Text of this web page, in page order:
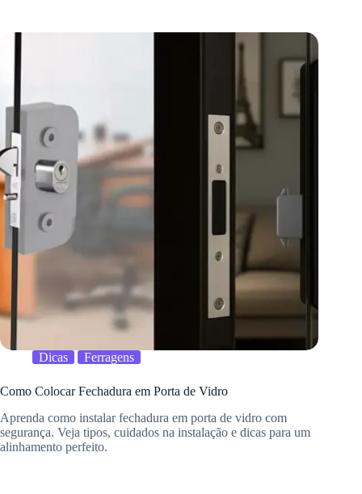
Dicas Ferragens
Como Colocar Fechadura em Porta de Vidro
Aprenda como instalar fechadura em porta de vidro com
segurança. Veja tipos, cuidados na instalação e dicas para um
alinhamento perfeito.